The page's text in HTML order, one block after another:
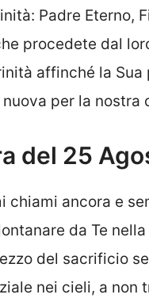
Padre Eterno,
procedete dal
affinché la
per la nostra
del 25
chiami ancora e
da Te
del sacrificio
nei cieli, a non